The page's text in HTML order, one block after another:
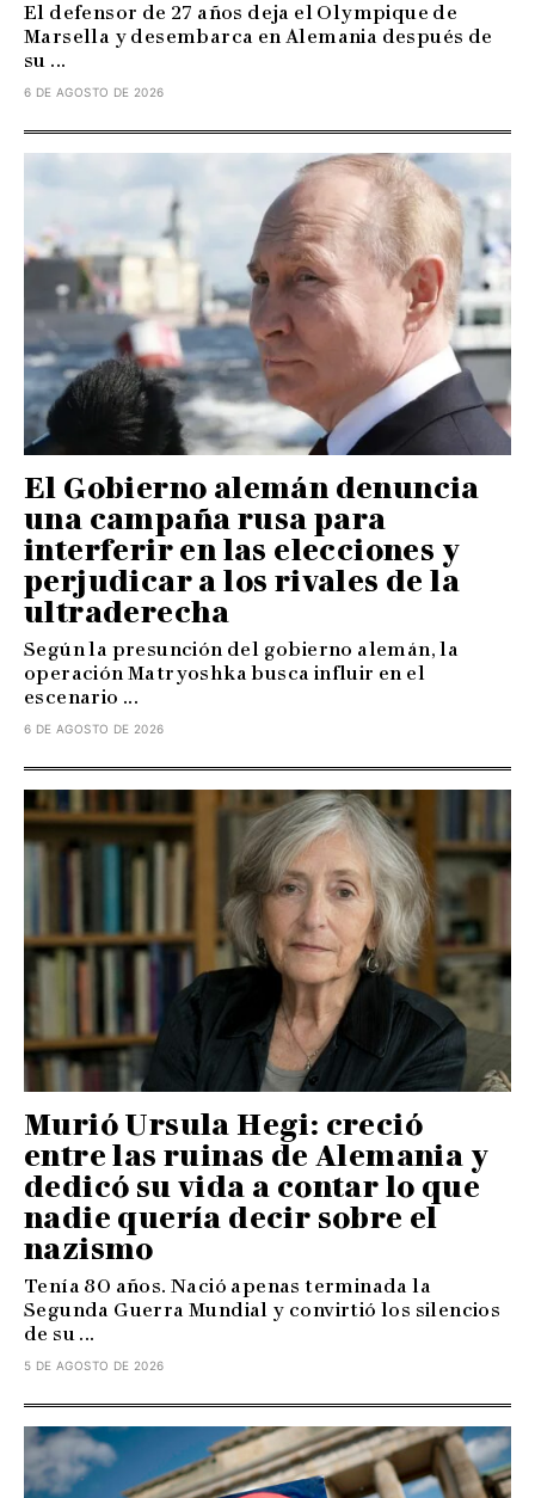
El defensor de 27 años deja el Olympique de
Marsella y desembarca en Alemania después de
su ...
6 DE AGOSTO DE 2026
El Gobierno alemán denuncia
una campaña rusa para
interferir en las elecciones y
perjudicar a los rivales de la
ultraderecha
Según la presunción del gobierno alemán, la
operación Matryoshka busca influir en el
escenario ...
6 DE AGOSTO DE 2026
Murió Ursula Hegi: creció
entre las ruinas de Alemania y
dedicó su vida a contar lo que
nadie quería decir sobre el
nazismo
Tenía 80 años. Nació apenas terminada la
Segunda Guerra Mundial y convirtió los silencios
de su ...
5 DE AGOSTO DE 2026